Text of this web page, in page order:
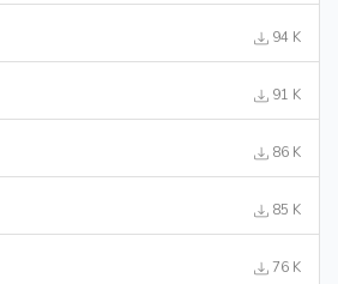
94 K
91 K
86 K
85 K
76 K